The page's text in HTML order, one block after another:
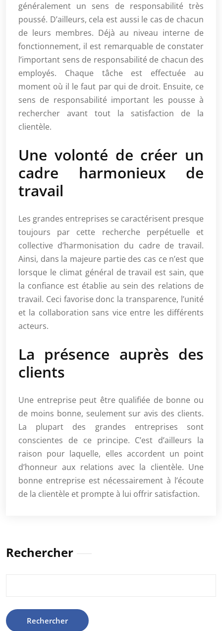
généralement un sens de responsabilité très
poussé. D’ailleurs, cela est aussi le cas de chacun
de leurs membres. Déjà au niveau interne de
fonctionnement, il est remarquable de constater
l’important sens de responsabilité de chacun des
employés. Chaque tâche est effectuée au
moment où il le faut par qui de droit. Ensuite, ce
sens de responsabilité important les pousse à
rechercher avant tout la satisfaction de la
clientèle.
Une volonté de créer un
cadre harmonieux de
travail
Les grandes entreprises se caractérisent presque
toujours par cette recherche perpétuelle et
collective d’harmonisation du cadre de travail.
Ainsi, dans la majeure partie des cas ce n’est que
lorsque le climat général de travail est sain, que
la confiance est établie au sein des relations de
travail. Ceci favorise donc la transparence, l’unité
et la collaboration sans vice entre les différents
acteurs.
La présence auprès des
clients
Une entreprise peut être qualifiée de bonne ou
de moins bonne, seulement sur avis des clients.
La plupart des grandes entreprises sont
conscientes de ce principe. C’est d’ailleurs la
raison pour laquelle, elles accordent un point
d’honneur aux relations avec la clientèle. Une
bonne entreprise est nécessairement à l’écoute
de la clientèle et prompte à lui offrir satisfaction.
Rechercher